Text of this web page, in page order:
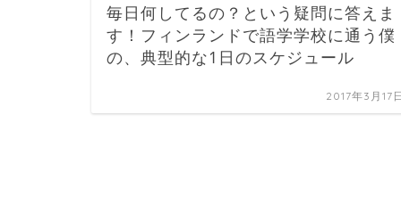
毎日何してるの？という疑問に答えま
す！フィンランドで語学学校に通う僕
の、典型的な1日のスケジュール
2017年3月17